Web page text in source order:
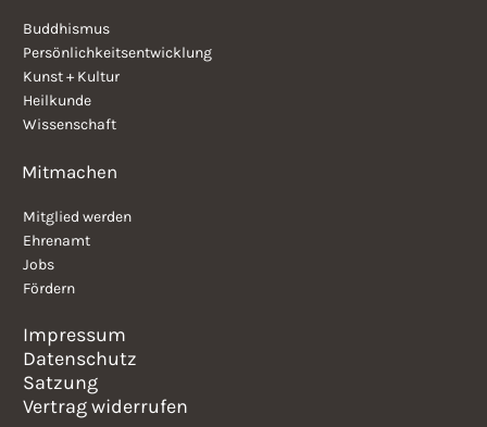
Buddhismus
Persönlichkeitsentwicklung
Kunst + Kultur
Heilkunde
Wissenschaft
Mitmachen
Mitglied werden
Ehrenamt
Jobs
Fördern
Impressum
Datenschutz
Satzung
Vertrag widerrufen